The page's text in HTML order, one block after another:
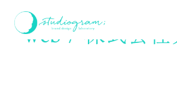
ホームweb / 株式会